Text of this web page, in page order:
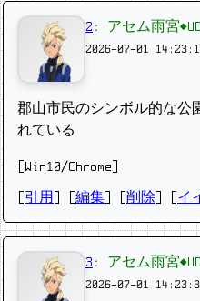
2 : アセム雨宮
2026-07-01
郡山市民のシンボル的な公
れている
[Win10/Chrome]
引用 編集 削除 イ
3 : アセム雨宮
2026-07-01